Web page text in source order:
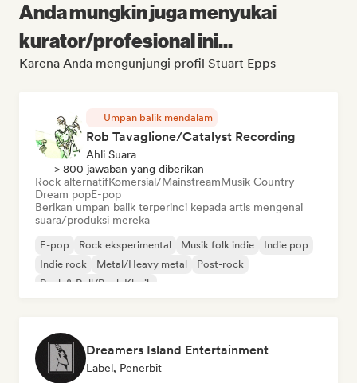
Anda mungkin juga menyukai
kurator/profesional ini...
Karena Anda mengunjungi profil Stuart Epps
Umpan balik mendalam
Rob Tavaglione/Catalyst Recording
Ahli Suara
> 800 jawaban yang diberikan
Rock alternatifKomersial/MainstreamMusik Country
Dream popE-pop
Berikan umpan balik terperinci kepada artis mengenai
suara/produksi mereka
E-pop Rock eksperimental Musik folk indie
Indie pop
Indie rock
Metal/Heavy metal
Post-rock
Rock & Roll/Rock Klasik
Dreamers Island Entertainment
Label, Penerbit